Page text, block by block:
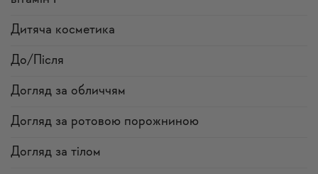
Дитяча косметика
До/Після
Догляд за обличчям
Догляд за ротовою порожниною
Догляд за тілом